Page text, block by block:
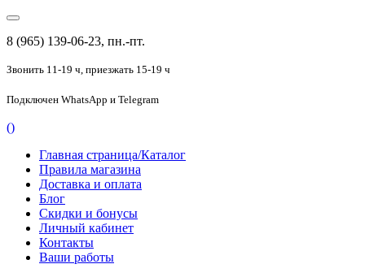
8 (965) 139-06-23, пн.-пт.
Звонить 11-19 ч, приезжать 15-19 ч
Подключен WhatsApp и Telegram
()
Главная страница/Каталог
Правила магазина
Доставка и оплата
Блог
Скидки и бонусы
Личный кабинет
Контакты
Ваши работы